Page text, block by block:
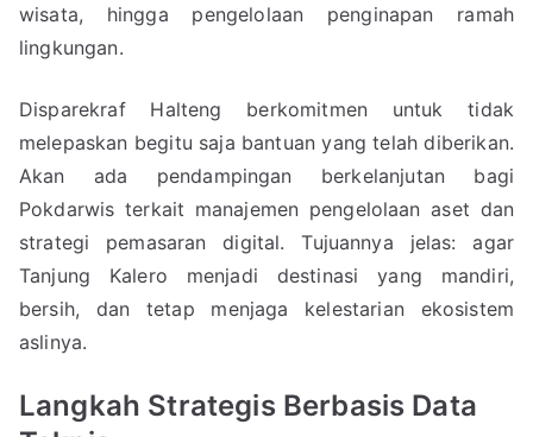
wisata, hingga pengelolaan penginapan ramah
lingkungan.
Disparekraf Halteng berkomitmen untuk tidak
melepaskan begitu saja bantuan yang telah diberikan.
Akan ada pendampingan berkelanjutan bagi
Pokdarwis terkait manajemen pengelolaan aset dan
strategi pemasaran digital. Tujuannya jelas: agar
Tanjung Kalero menjadi destinasi yang mandiri,
bersih, dan tetap menjaga kelestarian ekosistem
aslinya.
Langkah Strategis Berbasis Data